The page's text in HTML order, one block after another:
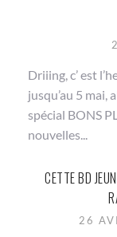
Driiing, c’ est
jusqu’au 5 mai,
spécial BONS
nouvelles...
CETTE BD
26